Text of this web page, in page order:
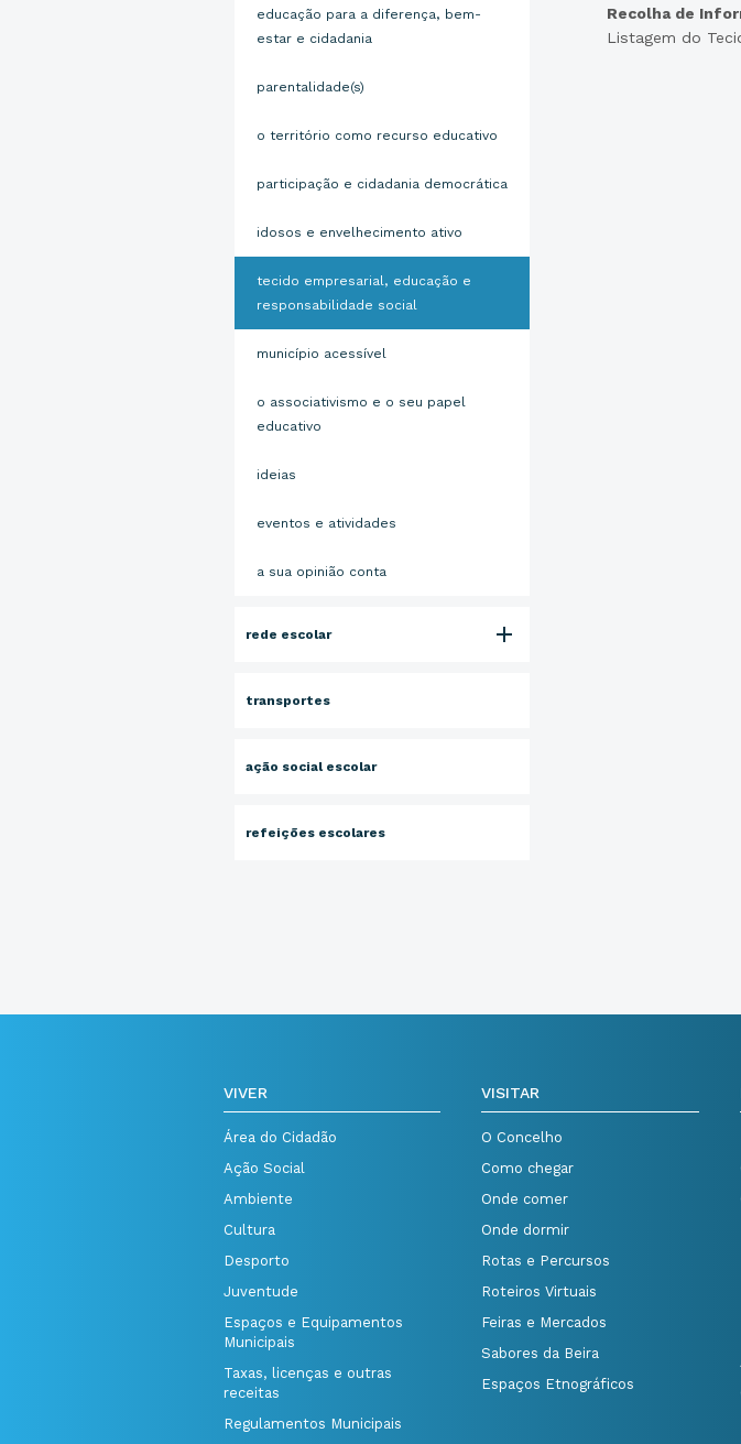
educação para a diferença, bem-
estar e cidadania
parentalidade(s)
o território como recurso educativo
participação e cidadania democrática
idosos e envelhecimento ativo
tecido empresarial, educação e
responsabilidade social
município acessível
o associativismo e o seu papel
educativo
ideias
eventos e atividades
a sua opinião conta
rede escolar
transportes
ação social escolar
refeições escolares
Recolha de
Listagem do
VIVER
Área do Cidadão
Ação Social
Ambiente
Cultura
Desporto
Juventude
Espaços e Equipamentos
Municipais
Taxas, licenças e outras
receitas
Regulamentos Municipais
VISITAR
O Concelho
Como chegar
Onde comer
Onde dormir
Rotas e Percursos
Roteiros Virtuais
Feiras e Mercados
Sabores da Beira
Espaços Etnográficos